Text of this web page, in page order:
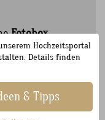
Fotobox
Hochzeitsportal
Details finden
& Tipps